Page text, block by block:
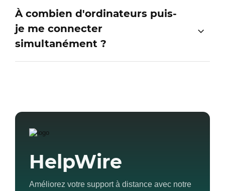
À combien d'ordinateurs puis-
je me connecter
simultanément ?
HelpWire
Améliorez votre support à distance avec notre